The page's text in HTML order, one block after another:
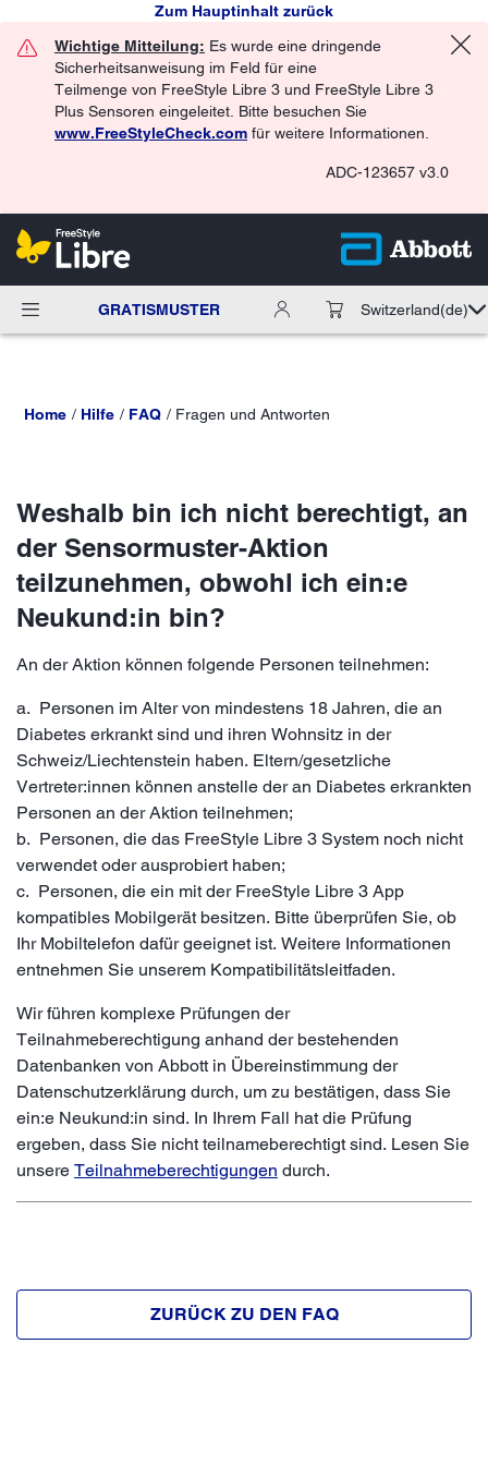
Zum Hauptinhalt zurück
Wichtige Mitteilung: Es wurde eine dringende
Sicherheitsanweisung im Feld für eine
Teilmenge von FreeStyle Libre 3 und FreeStyle Libre 3
Plus Sensoren eingeleitet. Bitte besuchen Sie
www.FreeStyleCheck.com für weitere Informationen.
ADC-123657 v3.0
GRATISMUSTER Switzerland(de)
Home Hilfe FAQ Fragen und Antworten
Weshalb bin ich nicht berechtigt, an
der Sensormuster-Aktion
teilzunehmen, obwohl ich ein:e
Neukund:in bin?
An der Aktion können folgende Personen teilnehmen:
a. Personen im Alter von mindestens 18 Jahren, die an
Diabetes erkrankt sind und ihren Wohnsitz in der
Schweiz/Liechtenstein haben. Eltern/gesetzliche
Vertreter:innen können anstelle der an Diabetes erkrankten
Personen an der Aktion teilnehmen;
b. Personen, die das FreeStyle Libre 3 System noch nicht
verwendet oder ausprobiert haben;
c. Personen, die ein mit der FreeStyle Libre 3 App
kompatibles Mobilgerät besitzen. Bitte überprüfen Sie, ob
Ihr Mobiltelefon dafür geeignet ist. Weitere Informationen
entnehmen Sie unserem Kompatibilitätsleitfaden.
Wir führen komplexe Prüfungen der
Teilnahmeberechtigung anhand der bestehenden
Datenbanken von Abbott in Übereinstimmung der
Datenschutzerklärung durch, um zu bestätigen, dass Sie
ein:e Neukund:in sind. In Ihrem Fall hat die Prüfung
ergeben, dass Sie nicht teilnameberechtigt sind. Lesen Sie
unsere Teilnahmeberechtigungen durch.
ZURÜCK ZU DEN FAQ